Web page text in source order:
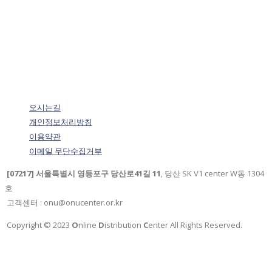
오시는길
개인정보처리방침
이용약관
이메일 무단수집거부
[07217] 서울특별시 영등포구 당산로41길 11 , 당산 SK V1 center W동 1304
호
고객센터 : onu@onucenter.or.kr
Copyright © 2023 Online Distribution Center All Rights Reserved.